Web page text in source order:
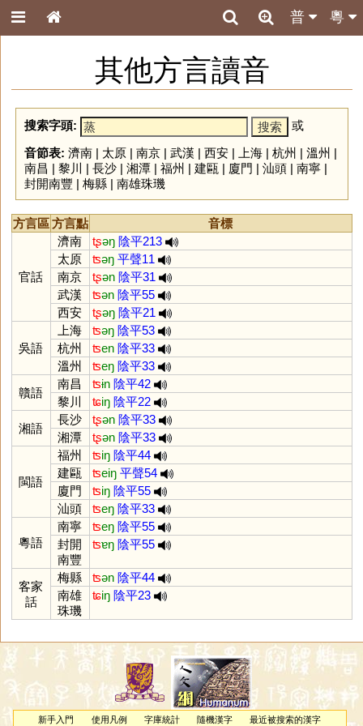
粵
普
其他方言讀音
搜索字頭:
或
音節表: 濟南| 太原| 南京| 武漢 | 西安| 上海| 杭州 | 溫州 |
南昌 | 黎川 | 長沙| 湘潭| 福州 | 建甌 | 廈門 | 汕頭| 南寧|
封開南豐 | 梅縣| 南雄珠璣
方言區方言點 音標
官話
濟南 tʂəŋ 陰平213
太原
ʦəŋ 平聲11
南京
tʂən 陰平31
武漢
ʦən 陰平55
西安
tʂəŋ 陰平21
吳語
上海 ʦəŋ 陰平53
杭州
ʦen 陰平33
溫州
ʦeŋ 陰平33
贛語
南昌 ʦɨn 陰平42
黎川
ʨiŋ 陰平22
湘語
長沙 tʂən 陰平33
湘潭
tʂən 陰平33
閩語
福州 ʦiŋ 陰平44
建甌
ʦeiŋ 平聲54
廈門
ʦiŋ 陰平55
汕頭
ʦeŋ 陰平33
粵語
南寧 ʦeŋ 陰平55
封開
南豐
ʦɐŋ 陰平55
客家
話
梅縣 ʦən 陰平44
南雄
珠璣
ʨiŋ 陰平23
新手入門 使用凡例 字庫統計 隨機漢字 最近被搜索的漢字